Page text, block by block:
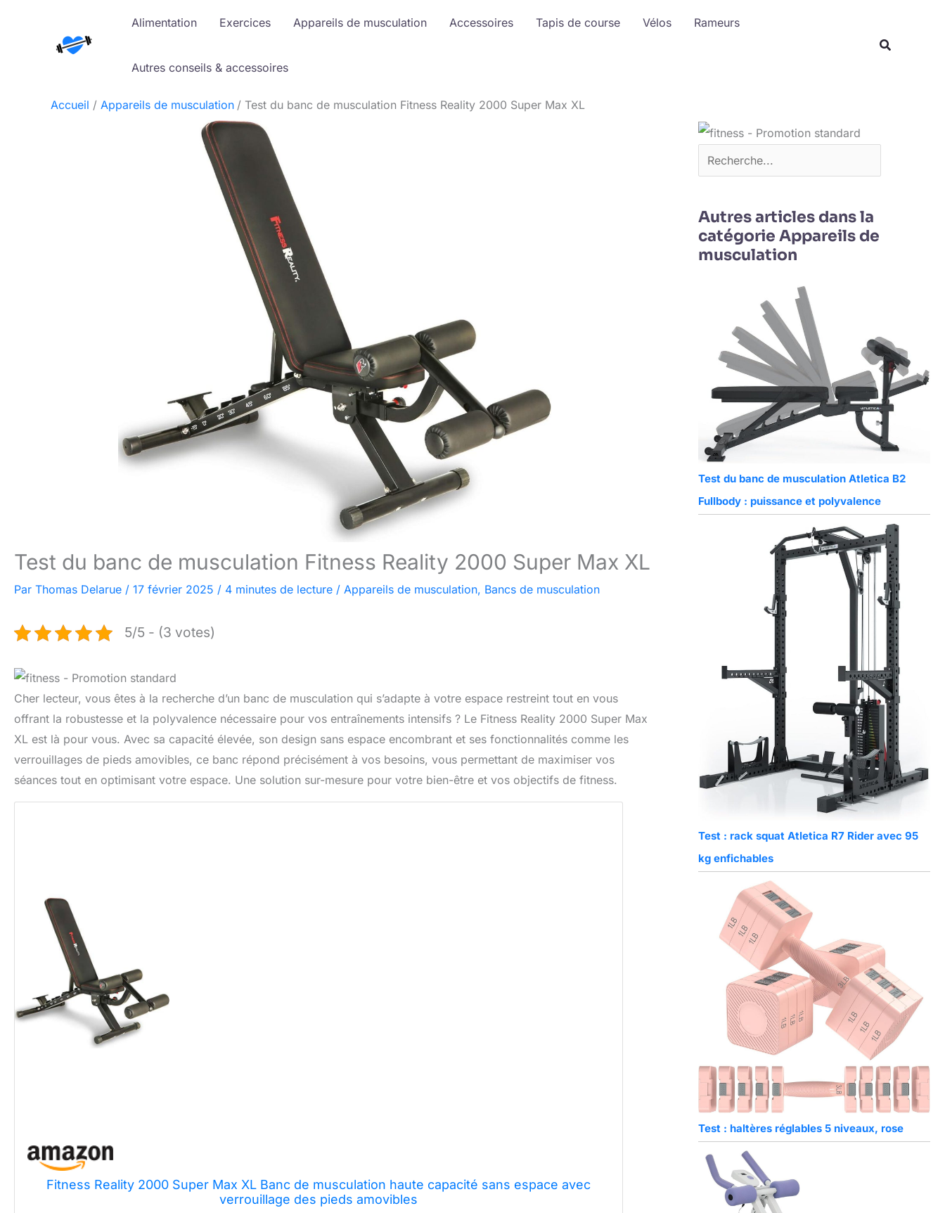
Alimentation Exercices Appareils de musculation Accessoires Tapis de course Vélos Rameurs
Autres conseils & accessoires
Accueil Appareils de musculation Test du banc de musculation Fitness Reality 2000 Super Max XL
Test du banc de musculation Fitness Reality 2000 Super Max XL
Par Thomas Delarue / 17 février 2025 / 4 minutes de lecture / Appareils de musculation, Bancs de musculation
5/5 - (3 votes)
Cher lecteur, vous êtes à la recherche d’un banc de musculation qui s’adapte à votre espace restreint tout en vous
offrant la robustesse et la polyvalence nécessaire pour vos entraînements intensifs ? Le Fitness Reality 2000 Super Max
XL est là pour vous. Avec sa capacité élevée, son design sans espace encombrant et ses fonctionnalités comme les
verrouillages de pieds amovibles, ce banc répond précisément à vos besoins, vous permettant de maximiser vos
séances tout en optimisant votre espace. Une solution sur-mesure pour votre bien-être et vos objectifs de fitness.
Fitness Reality 2000 Super Max XL Banc de musculation haute capacité sans espace avec
verrouillage des pieds amovibles
r
c
r
Autres articles dans la
catégorie Appareils de
musculation
Test du banc de musculation Atletica B2
Fullbody : puissance et polyvalence
Test : rack squat Atletica R7 Rider avec 95
kg enfichables
Test : haltères réglables 5 niveaux, rose